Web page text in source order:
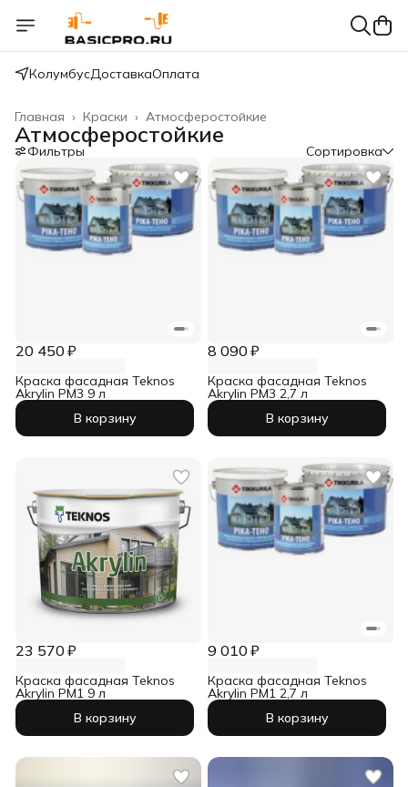
КолумбусДоставкаОплата
Атмосферостойкие
Краски ›
Главная ›
Атмосферостойкие
Фильтры Сортировка
20 450 ₽
Краска фасадная Teknos
Akrylin PM3 9 л
В корзину
8 090 ₽
Краска фасадная Teknos
Akrylin PM3 2,7 л
В корзину
23 570 ₽
Краска фасадная Teknos
Akrylin PM1 9 л
В корзину
9 010 ₽
Краска фасадная Teknos
Akrylin PM1 2,7 л
В корзину